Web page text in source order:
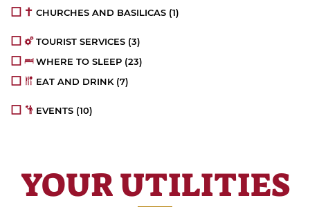
CHURCHES AND BASILICAS (1)
TOURIST SERVICES (3)
WHERE TO SLEEP (23)
EAT AND DRINK (7)
EVENTS (10)
YOUR UTILITIES